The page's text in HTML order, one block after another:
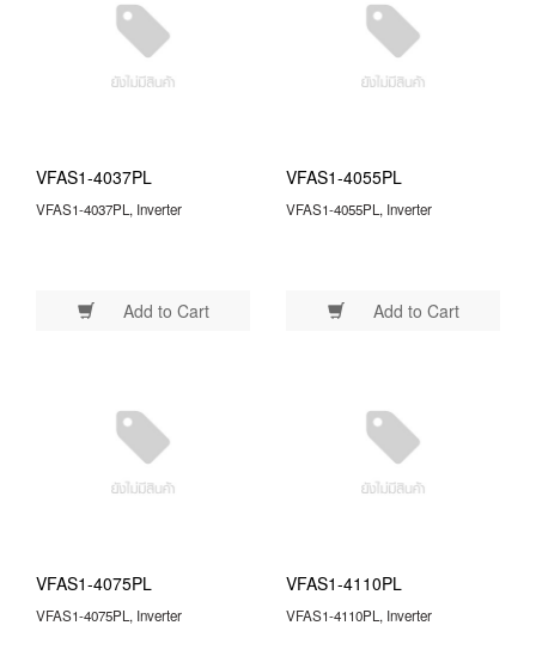
VFAS1-4037PL
VFAS1-4037PL, Inverter
Add to Cart
VFAS1-4055PL
VFAS1-4055PL, Inverter
Add to Cart
VFAS1-4075PL
VFAS1-4075PL, Inverter
VFAS1-4110PL
VFAS1-4110PL, Inverter